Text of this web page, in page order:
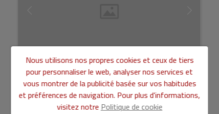
Appartement à vendre de 2 chambres à
Monteolivete, Va ...
310.000 €
Nous utilisons nos propres cookies et ceux de tiers
pour personnaliser le web, analyser nos services et
vous montrer de la publicité basée sur vos habitudes
et préférences de navigation. Pour plus d'informations,
visitez notre Politique de cookie